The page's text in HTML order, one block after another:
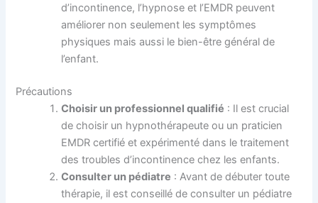
d’incontinence, l’hypnose et l’EMDR peuvent
améliorer non seulement les symptômes
physiques mais aussi le bien-être général de
l’enfant.
Précautions
Choisir un professionnel qualifié : Il est crucial
de choisir un hypnothérapeute ou un praticien
EMDR certifié et expérimenté dans le traitement
des troubles d’incontinence chez les enfants.
Consulter un pédiatre : Avant de débuter toute
thérapie, il est conseillé de consulter un pédiatre